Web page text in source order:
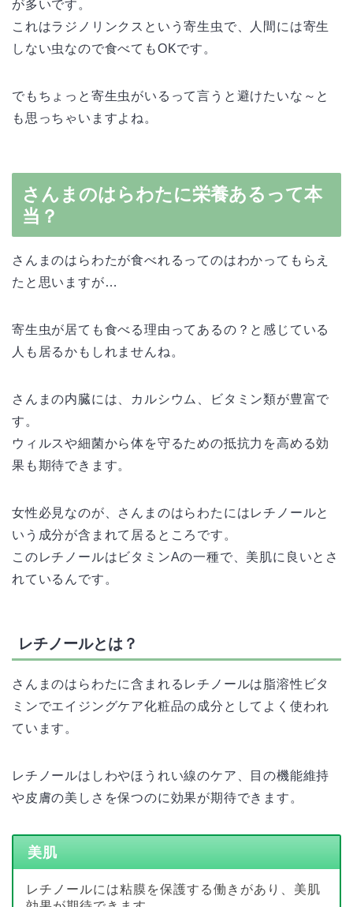
が多いです。
これはラジノリンクスという寄生虫で、人間には寄生
しない虫なので食べてもOKです。
でもちょっと寄生虫がいるって言うと避けたいな～と
も思っちゃいますよね。
さんまのはらわたに栄養あるって本
当？
さんまのはらわたが食べれるってのはわかってもらえ
たと思いますが…
寄生虫が居ても食べる理由ってあるの？と感じている
人も居るかもしれませんね。
さんまの内臓には、カルシウム、ビタミン類が豊富で
す。
ウィルスや細菌から体を守るための抵抗力を高める効
果も期待できます。
女性必見なのが、さんまのはらわたにはレチノールと
いう成分が含まれて居るところです。
このレチノールはビタミンAの一種で、美肌に良いとさ
れているんです。
レチノールとは？
さんまのはらわたに含まれるレチノールは脂溶性ビタ
ミンでエイジングケア化粧品の成分としてよく使われ
ています。
レチノールはしわやほうれい線のケア、目の機能維持
や皮膚の美しさを保つのに効果が期待できます。
美肌
レチノールには粘膜を保護する働きがあり、美肌